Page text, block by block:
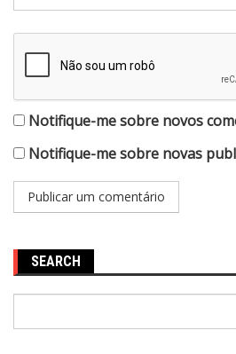
Notifique-me sobre novos
Notifique-me sobre novas
SEARCH